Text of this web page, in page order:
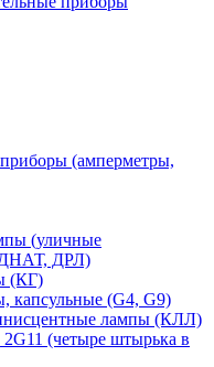
(амперметры,
(уличные
ДРЛ)
(КГ)
капсульные (G4, G9)
лампы (КЛЛ)
(четыре штырька в